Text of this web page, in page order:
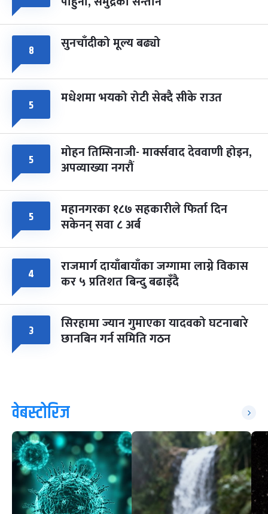
चैत्र ८, २०८३-Mar 22, 2027
८ सुनचाँदीको मूल्य बढ्यो
५ मधेशमा भयको रोटी सेक्दै सीके राउत
५ मोहन तिम्सिनाजी- मार्क्सवाद देववाणी होइन,
अपव्याख्या नगरौं
५ महानगरका १८७ सहकारीले फिर्ता दिन
सकेनन् सवा ८ अर्ब
४ राजमार्ग दायाँबायाँका जग्गामा लाग्ने विकास
कर ५ प्रतिशत बिन्दु बढाइँदै
३ सिरहामा ज्यान गुमाएका यादवको घटनाबारे
छानबिन गर्न समिति गठन
वेबस्टोरिज